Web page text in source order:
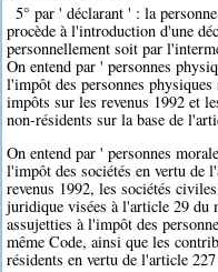
5° par ' déclarant ' : la
procède à l'introduction d'une
personnellement soit par
On entend par ' personnes
l'impôt des personnes
impôts sur les revenus 1992 et
non-résidents sur la base de
On entend par ' personnes
l'impôt des sociétés en vertu de
revenus 1992, les sociétés
juridique visées à l'article 29 du
assujetties à l'impôt des
même Code, ainsi que les
résidents en vertu de l'article